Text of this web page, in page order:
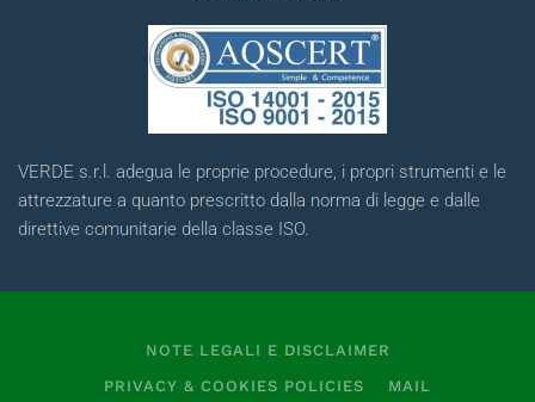
VERDE s.r.l. adegua le proprie procedure, i propri strumenti e le
attrezzature a quanto prescritto dalla norma di legge e dalle
direttive comunitarie della classe ISO.
NOTE LEGALI E DISCLAIMER
PRIVACY & COOKIES POLICIES
MAIL